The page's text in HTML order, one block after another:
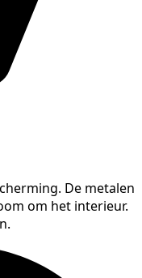
De metalen
om het interieur.